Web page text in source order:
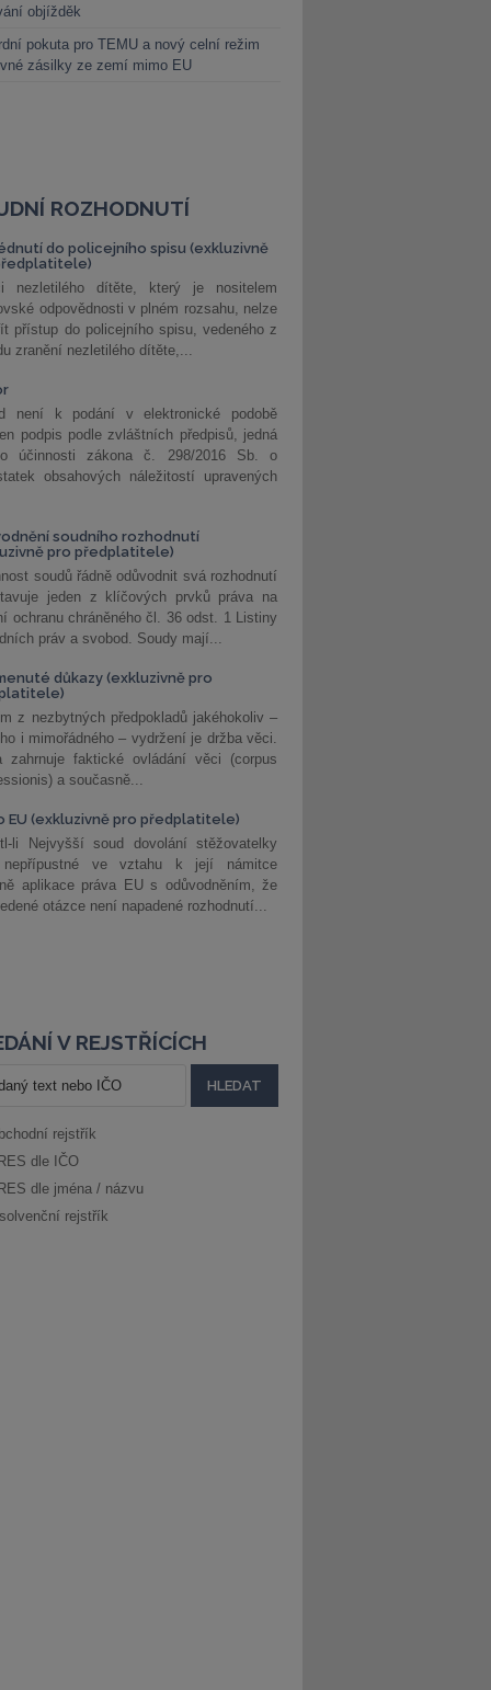
objížděk
pokuta pro TEMU a nový celní režim
zásilky ze zemí mimo EU
ROZHODNUTÍ
do policejního spisu (exkluzivně
nezletilého dítěte, který je nositelem
odpovědnosti v plném rozsahu, nelze
přístup do policejního spisu, vedeného z
zranění nezletilého dítěte,...
není k podání v elektronické podobě
podpis podle zvláštních předpisů, jedná
účinnosti zákona č. 298/2016 Sb. o
obsahových náležitostí upravených
soudního rozhodnutí
pro předplatitele)
soudů řádně odůvodnit svá rozhodnutí
jeden z klíčových prvků práva na
ochranu chráněného čl. 36 odst. 1 Listiny
práv a svobod. Soudy mají...
důkazy (exkluzivně pro
z nezbytných předpokladů jakéhokoliv –
i mimořádného – vydržení je držba věci.
zahrnuje faktické ovládání věci (corpus
a současně...
EU (exkluzivně pro předplatitele)
li Nejvyšší soud dovolání stěžovatelky
ve vztahu k její námitce
aplikace práva EU s odůvodněním, že
otázce není napadené rozhodnutí...
V REJSTŘÍCÍCH
rejstřík
dle IČO
dle jména / názvu
rejstřík